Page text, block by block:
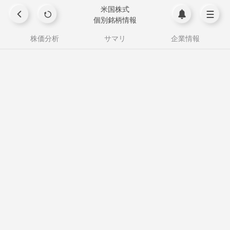
米国株式
個別銘柄情報
株価分析
サマリ 企業情報